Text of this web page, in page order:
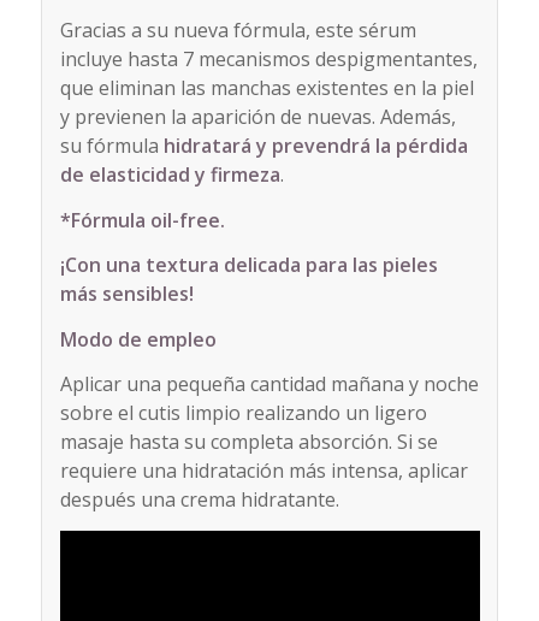
Gracias a su nueva fórmula, este sérum
incluye hasta 7 mecanismos despigmentantes,
que eliminan las manchas existentes en la piel
y previenen la aparición de nuevas. Además,
su fórmula hidratará y prevendrá la pérdida
de elasticidad y firmeza.
*Fórmula oil-free.
¡Con una textura delicada para las pieles
más sensibles!
Modo de empleo
Aplicar una pequeña cantidad mañana y noche
sobre el cutis limpio realizando un ligero
masaje hasta su completa absorción. Si se
requiere una hidratación más intensa, aplicar
después una crema hidratante.